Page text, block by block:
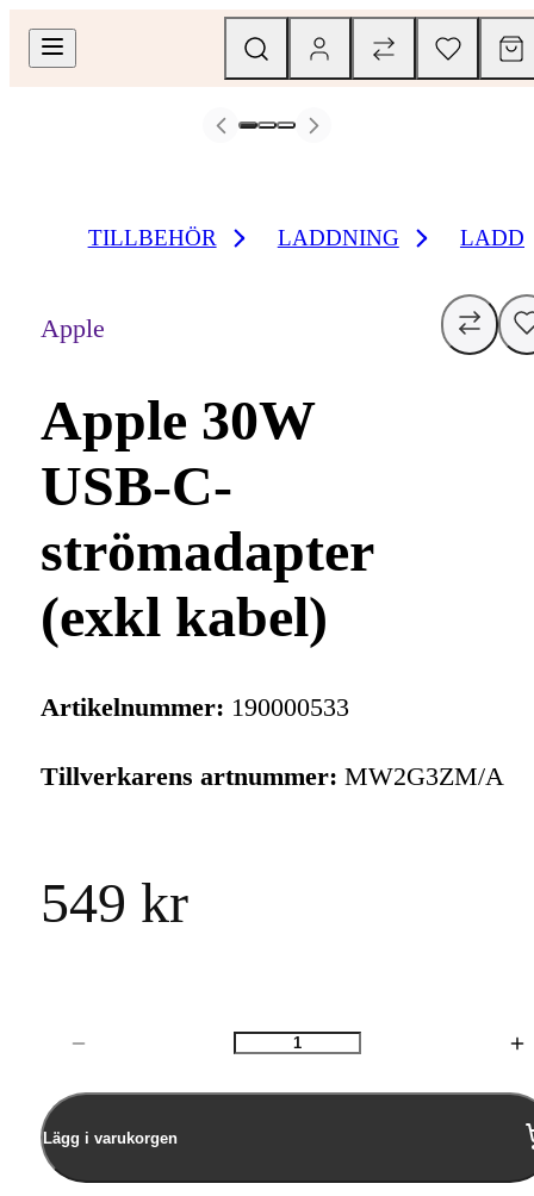
TILLBEHÖR LADDNING
Apple
Apple 30W
USB-C-
strömadapter
(exkl kabel)
Artikelnummer: 190000533
Tillverkarens artnummer: MW2G3ZM/A
549 kr
Antal
Lägg i varukorgen